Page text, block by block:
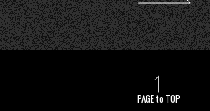
PAGE to TOP